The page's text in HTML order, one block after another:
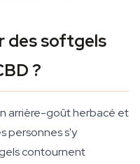
des softgels
?
arrière-goût herbacé et
personnes s'y
contournent